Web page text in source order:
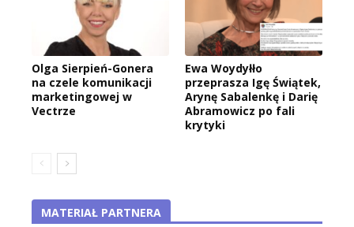
Olga Sierpień-Gonera
na czele komunikacji
marketingowej w
Vectrze
Ewa Woydyłło
przeprasza Igę Świątek,
Arynę Sabalenkę i Darię
Abramowicz po fali
krytyki
MATERIAŁ PARTNERA